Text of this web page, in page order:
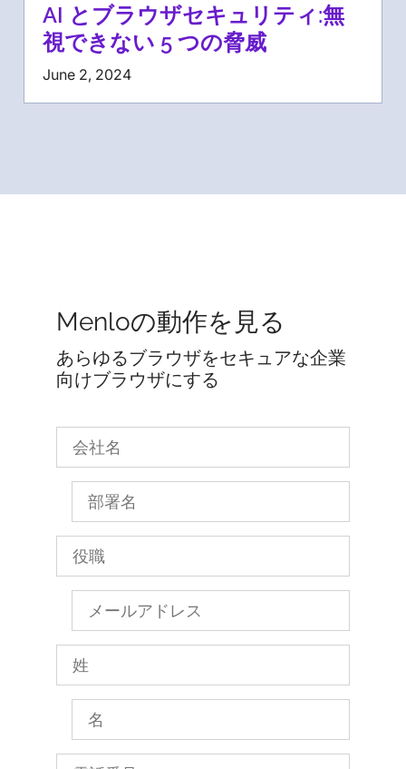
AI とブラウザセキュリティ:無
視できない 5 つの脅威
June 2, 2024
Menloの動作を見る
あらゆるブラウザをセキュアな企業
向けブラウザにする